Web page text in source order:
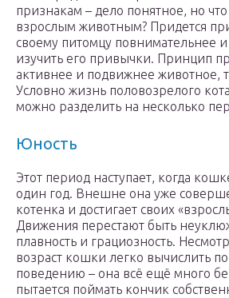
признакам – дело понятное, но что
взрослым животным? Придется
своему питомцу повнимательнее
изучить его привычки. Принцип
активнее и подвижнее животное,
Условно жизнь половозрелого
можно разделить на несколько
Юность
Этот период наступает, когда
один год. Внешне она уже
котенка и достигает своих
Движения перестают быть
плавность и грациозность.
возраст кошки легко вычислить
поведению – она всё ещё много
пытается поймать кончик